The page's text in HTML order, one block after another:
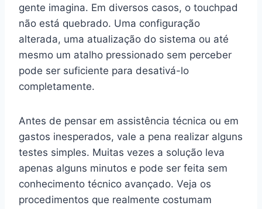
gente imagina. Em diversos casos, o touchpad
não está quebrado. Uma configuração
alterada, uma atualização do sistema ou até
mesmo um atalho pressionado sem perceber
pode ser suficiente para desativá-lo
completamente.
Antes de pensar em assistência técnica ou em
gastos inesperados, vale a pena realizar alguns
testes simples. Muitas vezes a solução leva
apenas alguns minutos e pode ser feita sem
conhecimento técnico avançado. Veja os
procedimentos que realmente costumam